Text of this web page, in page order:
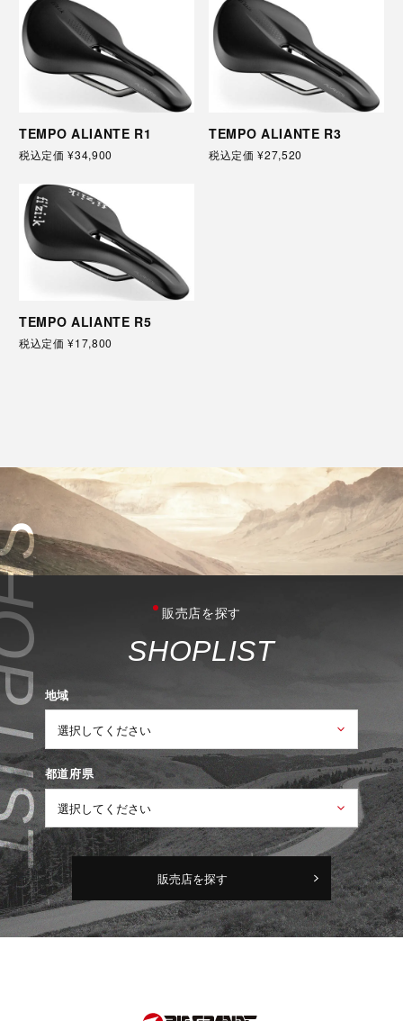
TEMPO ALIANTE R1
税込定価¥34,900
TEMPO ALIANTE R3
税込定価¥27,520
TEMPO ALIANTE R5
税込定価¥17,800
販売店を探す
SHOPLIST
地域
都道府県
販売店を探す